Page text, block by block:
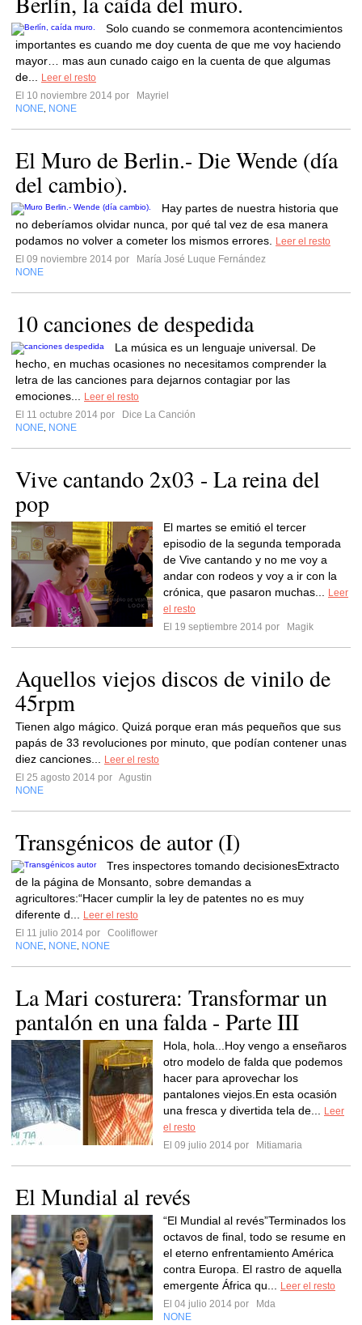
Solo cuando se conmemora acontencimientos
importantes es cuando me doy cuenta de que me voy haciendo
mayor… mas aun cunado caigo en la cuenta de que algumas
de...
Leer el resto
El 10 noviembre 2014 por
Mayriel
NONE NONE
El Muro de Berlin.- Die Wende (día
del cambio).
Hay partes de nuestra historia que
no deberíamos olvidar nunca, por qué tal vez de esa manera
podamos no volver a cometer los mismos errores.
Leer el resto
El 09 noviembre 2014 por
María José Luque Fernández
NONE
10 canciones de despedida
La música es un lenguaje universal. De
hecho, en muchas ocasiones no necesitamos comprender la
letra de las canciones para dejarnos contagiar por las
emociones...
Leer el resto
El 11 octubre 2014 por
Dice La Canción
NONE NONE
Vive cantando 2x03 - La reina del
pop
El martes se emitió el tercer
episodio de la segunda temporada
de Vive cantando y no me voy a
andar con rodeos y voy a ir con la
crónica, que pasaron muchas...
Leer
el resto
El 19 septiembre 2014 por
Magik
Aquellos viejos discos de vinilo de
45rpm
Tienen algo mágico. Quizá porque eran más pequeños que sus
papás de 33 revoluciones por minuto, que podían contener unas
diez canciones...
Leer el resto
El 25 agosto 2014 por Agustin
NONE
Transgénicos de autor (I)
Tres inspectores tomando decisionesExtracto
de la página de Monsanto, sobre demandas a
agricultores:“Hacer cumplir la ley de patentes no es muy
diferente d...
Leer el resto
El 11 julio 2014 por
Cooliflower
NONE NONE NONE
La Mari costurera: Transformar un
pantalón en una falda - Parte III
Hola, hola...Hoy vengo a enseñaros
otro modelo de falda que podemos
hacer para aprovechar los
pantalones viejos.En esta ocasión
una fresca y divertida tela de...
Leer
el resto
El 09 julio 2014 por
Mitiamaria
El Mundial al revés
“El Mundial al revés”Terminados los
octavos de final, todo se resume en
el eterno enfrentamiento América
contra Europa. El rastro de aquella
emergente África qu...
Leer el resto
El 04 julio 2014 por
Mda
NONE